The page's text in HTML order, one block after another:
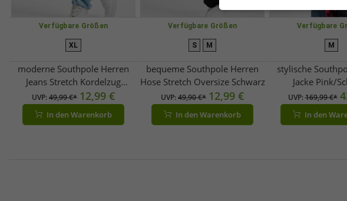
Verfügbare Größen
XL
moderne Southpole Herren
Jeans Stretch Kordelzug
Reißverschluss Hell-Blau
UVP:49,99 €* 12,99 €
In den Warenkorb
Verfügbare Größen
S M
bequeme Southpole Herren
Hose Stretch Oversize Schwarz
UVP:49,90 €* 12,99 €
In den Warenkorb
Verfügbare
M
stylische
Jacke Pink/
UVP:169,99 €*
In den